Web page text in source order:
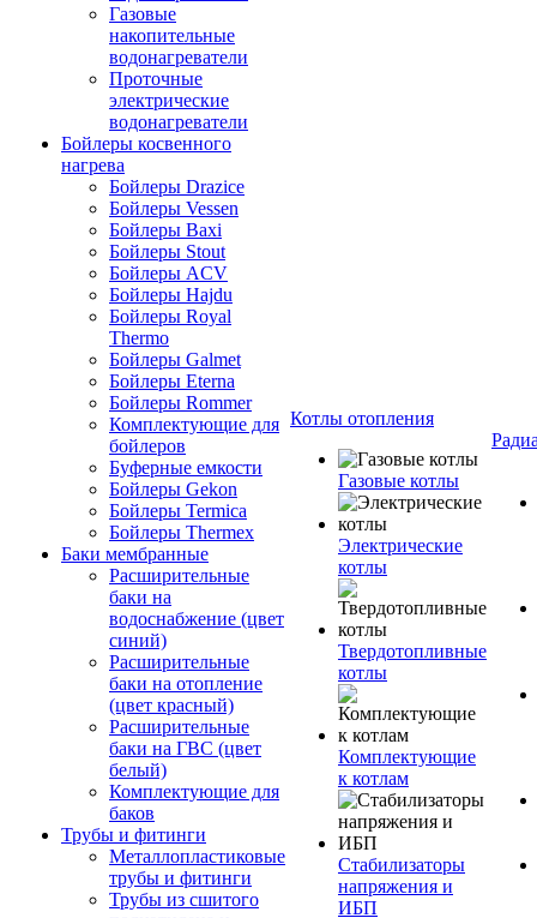
Газовые
накопительные
водонагреватели
Проточные
электрические
водонагреватели
Бойлеры косвенного
нагрева
Бойлеры Drazice
Бойлеры Vessen
Бойлеры Baxi
Бойлеры Stout
Бойлеры ACV
Бойлеры Hajdu
Бойлеры Royal
Thermo
Бойлеры Galmet
Бойлеры Eterna
Бойлеры Rommer
Комплектующие для
бойлеров
Буферные емкости
Бойлеры Gekon
Бойлеры Termica
Бойлеры Thermex
Баки мембранные
Расширительные
баки на
водоснабжение (цвет
синий)
Расширительные
баки на отопление
(цвет красный)
Расширительные
баки на ГВС (цвет
белый)
Комплектующие для
баков
Трубы и фитинги
Металлопластиковые
трубы и фитинги
Трубы из сшитого
Котлы отопления
Газовые котлы
Электрические
котлы
Твердотопливные
котлы
Комплектующие
к котлам
Стабилизаторы
напряжения и
ИБП